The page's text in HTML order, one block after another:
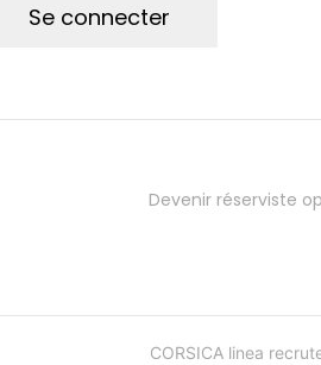
Se connecter
Devenir réserviste
CORSICA linea